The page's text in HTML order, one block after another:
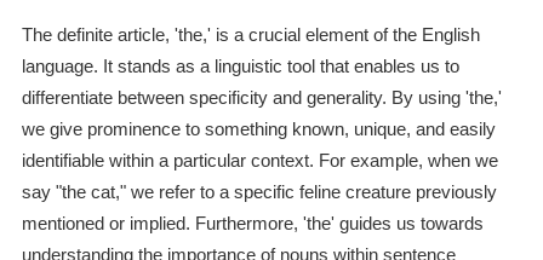
The definite article, 'the,' is a crucial element of the English
language. It stands as a linguistic tool that enables us to
differentiate between specificity and generality. By using 'the,'
we give prominence to something known, unique, and easily
identifiable within a particular context. For example, when we
say "the cat," we refer to a specific feline creature previously
mentioned or implied. Furthermore, 'the' guides us towards
understanding the importance of nouns within sentence